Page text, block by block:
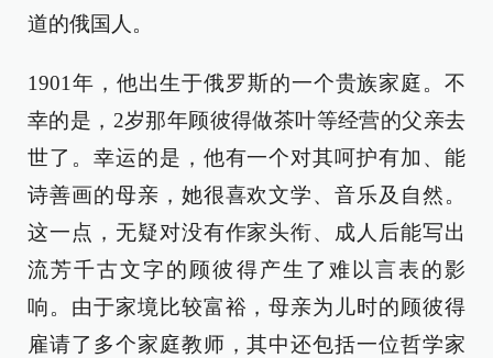
道的俄国人。
1901年，他出生于俄罗斯的一个贵族家庭。不
幸的是，2岁那年顾彼得做茶叶等经营的父亲去
世了。幸运的是，他有一个对其呵护有加、能
诗善画的母亲，她很喜欢文学、音乐及自然。
这一点，无疑对没有作家头衔、成人后能写出
流芳千古文字的顾彼得产生了难以言表的影
响。由于家境比较富裕，母亲为儿时的顾彼得
雇请了多个家庭教师，其中还包括一位哲学家